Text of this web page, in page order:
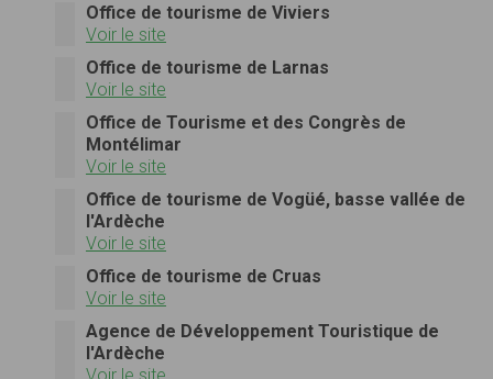
Office de tourisme de Viviers
Voir le site
Office de tourisme de Larnas
Voir le site
Office de Tourisme et des Congrès de
Montélimar
Voir le site
Office de tourisme de Vogüé, basse vallée de
l'Ardèche
Voir le site
Office de tourisme de Cruas
Voir le site
Agence de Développement Touristique de
l'Ardèche